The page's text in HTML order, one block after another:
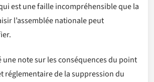
est une faille incompréhensible que la
l’assemblée nationale peut
une note sur les conséquences du point
réglementaire de la suppression du